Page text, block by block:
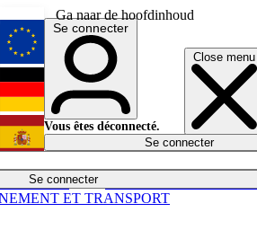
Ga naar de hoofdinhoud
Close menu
Se connecter
Économie
English
Deutsch
Español
Se connecter
Vous êtes déconnecté.
Se connecter
ET TRANSPORT